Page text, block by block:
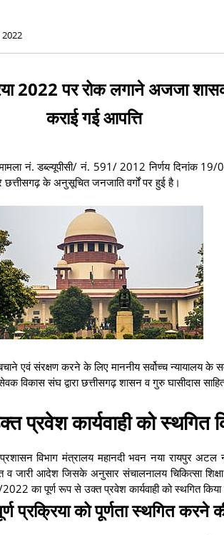
2022 पर रोक लगाने अजजा
कराई गई आपत्ति
नं. डब्ल्यूपीसी/ नं. 591/ 2012 निर्णय दिनांक
के अनुसूचित जनजाति वर्गों पर हुई है।
एवं संरक्षण करने के लिए माननीय सर्वोच्च न्यायालय
संघ द्वारा छत्तीसगढ़ शासन व गुरु घासीदास
प्रवेश कार्यवाही को स्थगित
प्रशासन विभाग मंत्रालय महानदी भवन नया
जारी आदेश जिसके अनुसार संचालनालय चिकित्सा
का पूर्ण रूप से उक्त प्रवेश कार्यवाही को स्थगित किया
प्रक्रिया को पूर्णता स्थगित करने